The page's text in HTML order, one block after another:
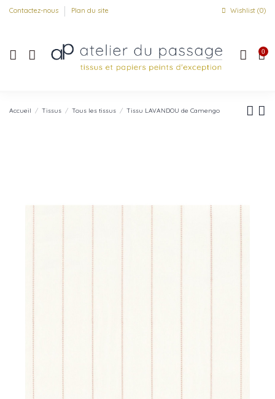
Contactez-nous Plan du site Wishlist (0)
0
Accueil Tissus Tous les tissus Tissu LAVANDOU de Camengo